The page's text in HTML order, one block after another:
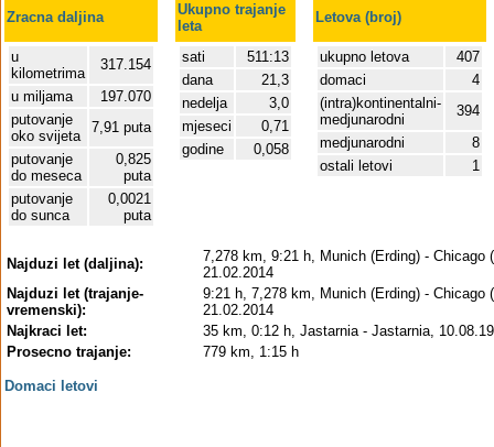
Zracna daljina
Ukupno trajanje
leta
Letova (broj)
u
kilometrima
317.154
u miljama
197.070
putovanje
oko svijeta
7,91 puta
putovanje
do meseca
0,825
puta
putovanje
do sunca
0,0021
puta
sati
511:13
dana
21,3
nedelja
3,0
mjeseci
0,71
godine
0,058
ukupno letova
407
domaci
4
(intra)kontinentalni-
medjunarodni
394
medjunarodni
8
ostali letovi
1
Najduzi let (daljina):
7,278 km, 9:21 h, Munich (Erding) - Chicago
21.02.2014
Najduzi let (trajanje-
vremenski):
9:21 h, 7,278 km, Munich (Erding) - Chicago
21.02.2014
Najkraci let:
35 km, 0:12 h, Jastarnia - Jastarnia,
Prosecno trajanje:
779 km, 1:15 h
Domaci letovi